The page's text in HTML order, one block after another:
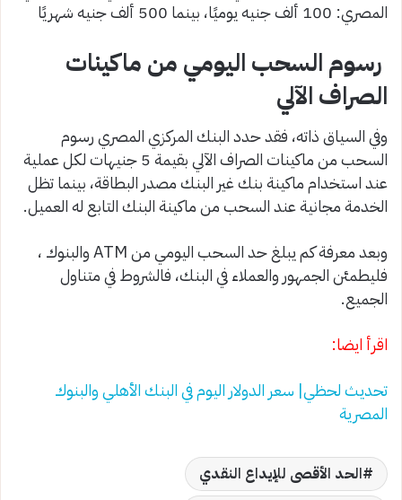
المصري: 100 ألف جنيه يوميًا، بينما 500 ألف جنيه شهريًا
رسوم السحب اليومي من ماكينات
الصراف الآلي
وفي السياق ذاته، فقد حدد البنك المركزي المصري رسوم
السحب من ماكينات الصراف الآلي بقيمة 5 جنيهات لكل عملية
عند استخدام ماكينة بنك غير البنك مصدر البطاقة، بينما تظل
الخدمة مجانية عند السحب من ماكينة البنك التابع له العميل.
وبعد معرفة كم يبلغ حد السحب اليومي من ATM والبنوك ،
فليطمئن الجمهور والعملاء في البنك، فالشروط في متناول
الجميع.
اقرأ ايضا:
تحديث لحظي| سعر الدولار اليوم في البنك الأهلي والبنوك
المصرية
الحد الأقصى للإيداع النقدي